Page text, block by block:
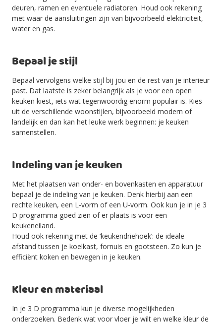
deuren, ramen en eventuele radiatoren. Houd ook rekening
met waar de aansluitingen zijn van bijvoorbeeld elektriciteit,
water en gas.
Bepaal je stijl
Bepaal vervolgens welke stijl bij jou en de rest van je interieur
past. Dat laatste is zeker belangrijk als je voor een open
keuken kiest, iets wat tegenwoordig enorm populair is. Kies
uit de verschillende woonstijlen, bijvoorbeeld modern of
landelijk en dan kan het leuke werk beginnen: je keuken
samenstellen.
Indeling van je keuken
Met het plaatsen van onder- en bovenkasten en apparatuur
bepaal je de indeling van je keuken. Denk hierbij aan een
rechte keuken, een L-vorm of een U-vorm. Ook kun je in je 3
D programma goed zien of er plaats is voor een
keukeneiland.
Houd ook rekening met de ‘keukendriehoek’: de ideale
afstand tussen je koelkast, fornuis en gootsteen. Zo kun je
efficiënt koken en bewegen in je keuken.
Kleur en materiaal
In je 3 D programma kun je diverse mogelijkheden
onderzoeken. Bedenk wat voor vloer je wilt en welke kleur de